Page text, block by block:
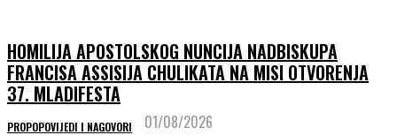
HOMILIJA APOSTOLSKOG NUNCIJA NADBISKUPA
FRANCISA ASSISIJA CHULIKATA NA MISI OTVORENJA
37. MLADIFESTA
PROPOPOVIJEDI I NAGOVORI 01/08/2026